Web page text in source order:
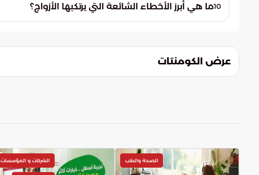
10ما هي أبرز الأخطاء الشائعة التي يرتكبها الأزواج؟
عرض الكومنتات
الصحة والطب الشركات و المؤسسات